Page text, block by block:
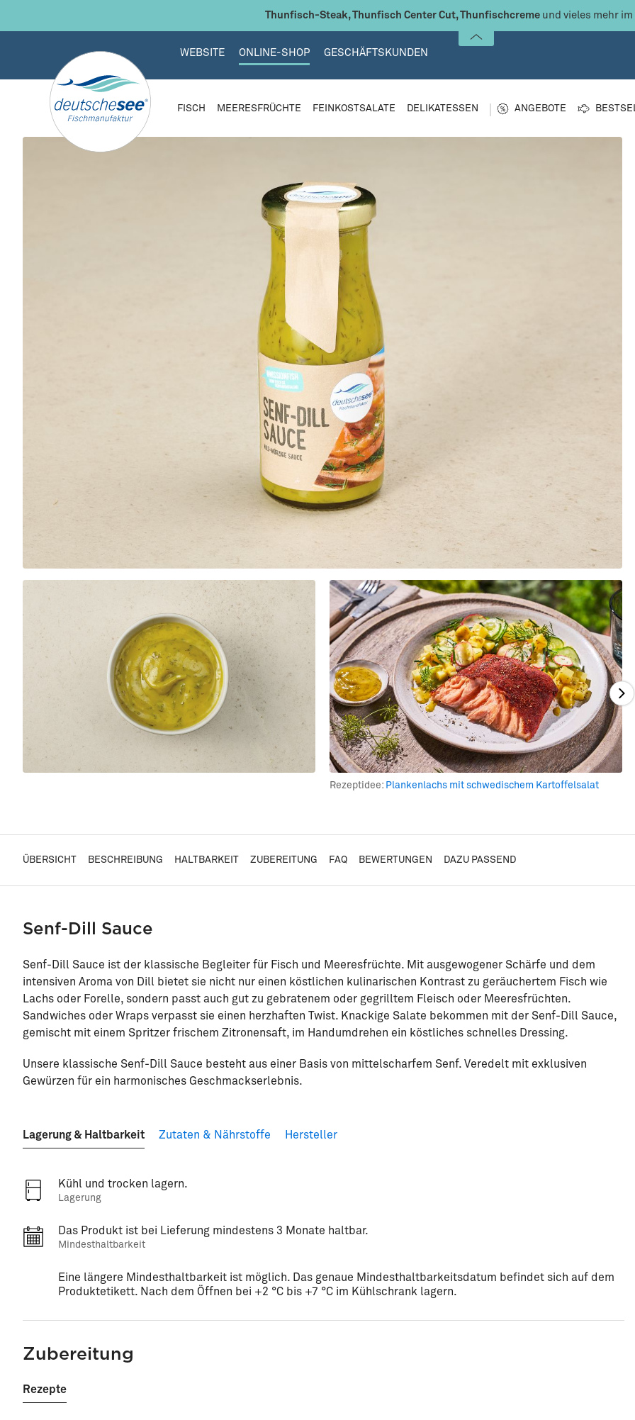
Thunfisch-Steak, Thunfisch Center Cut, Thunfischcreme und vieles mehr im
WEBSITE ONLINE-SHOP GESCHÄFTSKUNDEN
FISCH MEERESFRÜCHTE FEINKOSTSALATE DELIKATESSEN ANGEBOTE
Rezeptidee: Plankenlachs mit schwedischem Kartoffelsalat
ÜBERSICHT BESCHREIBUNG HALTBARKEIT ZUBEREITUNG FAQ BEWERTUNGEN DAZU PASSEND
Senf-Dill Sauce
Senf-Dill Sauce ist der klassische Begleiter für Fisch und Meeresfrüchte. Mit ausgewogener Schärfe und dem
intensiven Aroma von Dill bietet sie nicht nur einen köstlichen kulinarischen Kontrast zu geräuchertem Fisch wie
Lachs oder Forelle, sondern passt auch gut zu gebratenem oder gegrilltem Fleisch oder Meeresfrüchten.
Sandwiches oder Wraps verpasst sie einen herzhaften Twist. Knackige Salate bekommen mit der Senf-Dill Sauce,
gemischt mit einem Spritzer frischem Zitronensaft, im Handumdrehen ein köstliches schnelles Dressing.
Unsere klassische Senf-Dill Sauce besteht aus einer Basis von mittelscharfem Senf. Veredelt mit exklusiven
Gewürzen für ein harmonisches Geschmackserlebnis.
Lagerung & Haltbarkeit Zutaten & Nährstoffe Hersteller
Kühl und trocken lagern.
Lagerung
Das Produkt ist bei Lieferung mindestens 3 Monate haltbar.
Mindesthaltbarkeit
Eine längere Mindesthaltbarkeit ist möglich. Das genaue Mindesthaltbarkeitsdatum befindet sich auf dem
Produktetikett. Nach dem Öffnen bei +2 °C bis +7 °C im Kühlschrank lagern.
Zubereitung
Rezepte